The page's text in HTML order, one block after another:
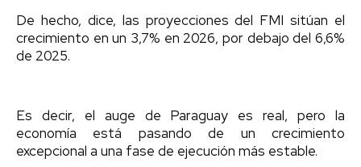
De hecho, dice, las proyecciones del FMI sitúan el
crecimiento en un 3,7% en 2026, por debajo del 6,6%
de 2025.
Es decir, el auge de Paraguay es real, pero la
economía está pasando de un crecimiento
excepcional a una fase de ejecución más estable.